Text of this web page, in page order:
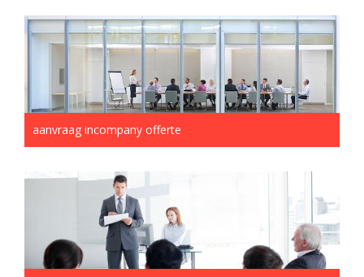
aanvraag incompany offerte